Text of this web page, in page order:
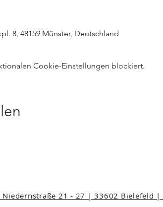
8, 48159 Münster, Deutschland
Cookie-Einstellungen blockiert.
21 - 27 | 33602 Bielefeld |